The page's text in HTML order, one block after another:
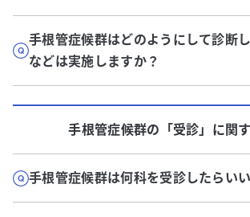
手根管症候群はどのようにして診断
などは実施しますか？
手根管症候群の「受診」に関
手根管症候群は何科を受診したらい